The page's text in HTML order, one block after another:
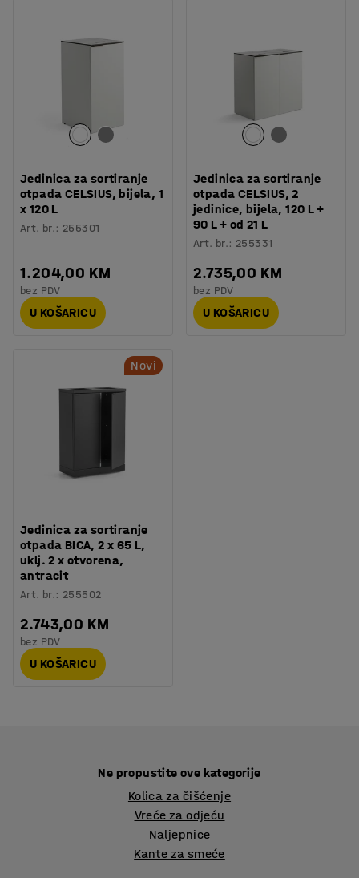
Jedinica za sortiranje
otpada CELSIUS, bijela, 1
x 120 L
Art. br.: 255301
1.204,00 KM
bez PDV
U KOŠARICU
Jedinica za sortiranje
otpada CELSIUS, 2
jedinice, bijela, 120 L +
90 L + od 21 L
Art. br.: 255331
2.735,00 KM
bez PDV
U KOŠARICU
Novi
Jedinica za sortiranje
otpada BICA, 2 x 65 L,
uklj. 2 x otvorena,
antracit
Art. br.: 255502
2.743,00 KM
bez PDV
U KOŠARICU
Ne propustite ove kategorije
Kolica za čišćenje
Vreće za odjeću
Naljepnice
Kante za smeće